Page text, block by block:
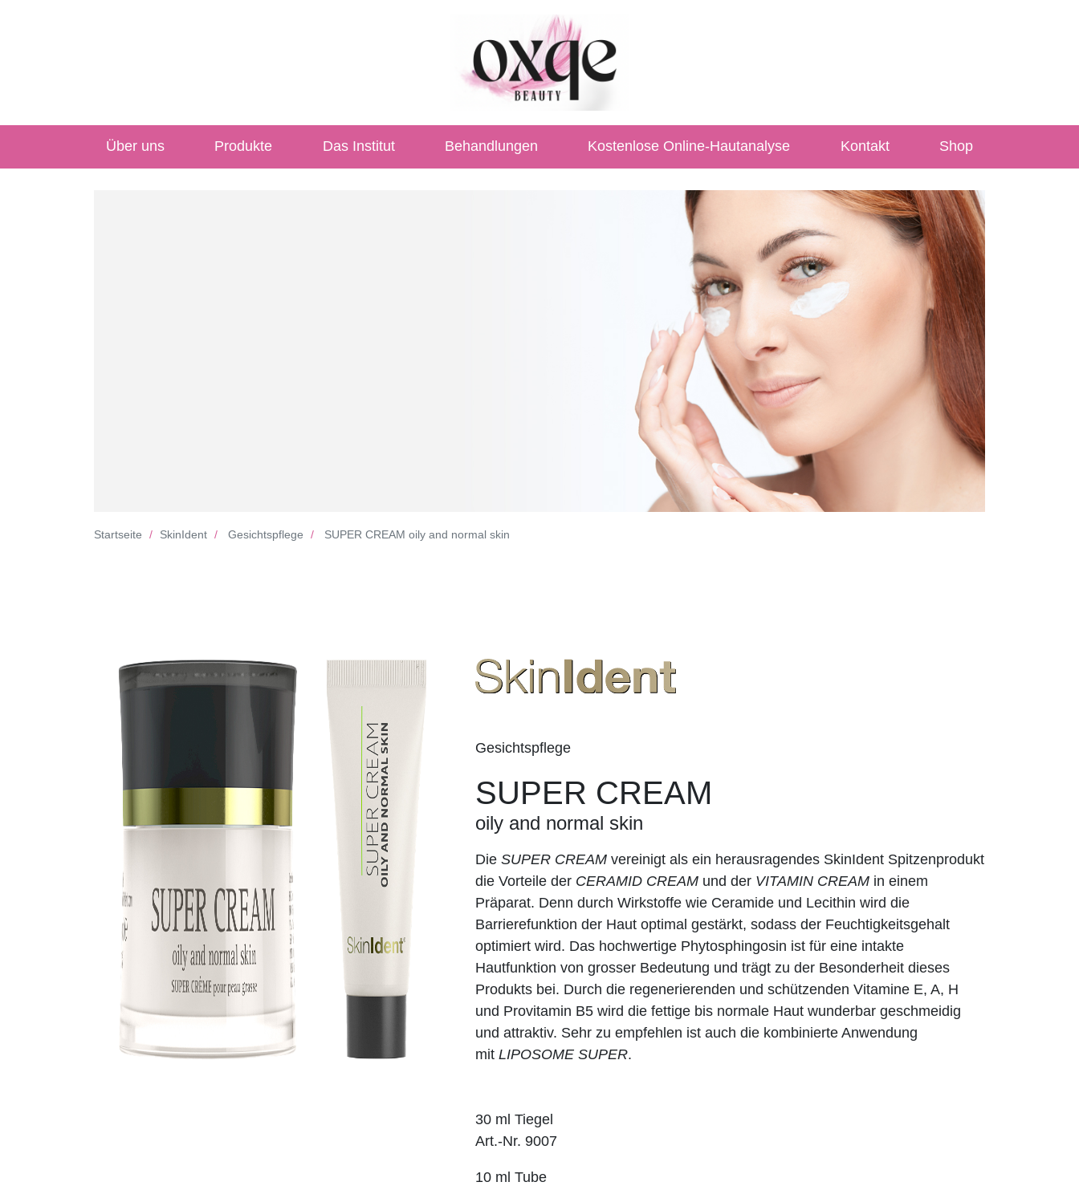
Über uns Produkte Das Institut Behandlungen Kostenlose Online-Hautanalyse Kontakt Shop
Startseite SkinIdent Gesichtspflege SUPER CREAM oily and normal skin
Gesichtspflege
SUPER CREAM
oily and normal skin
Die SUPER CREAM vereinigt als ein herausragendes SkinIdent Spitzenprodukt
die Vorteile der CERAMID CREAM und der VITAMIN CREAM in einem
Präparat. Denn durch Wirkstoffe wie Ceramide und Lecithin wird die
Barrierefunktion der Haut optimal gestärkt, sodass der Feuchtigkeitsgehalt
optimiert wird. Das hochwertige Phytosphingosin ist für eine intakte
Hautfunktion von grosser Bedeutung und trägt zu der Besonderheit dieses
Produkts bei. Durch die regenerierenden und schützenden Vitamine E, A, H
und Provitamin B5 wird die fettige bis normale Haut wunderbar geschmeidig
und attraktiv. Sehr zu empfehlen ist auch die kombinierte Anwendung
mit LIPOSOME SUPER.
30 ml Tiegel
Art.-Nr. 9007
10 ml Tube